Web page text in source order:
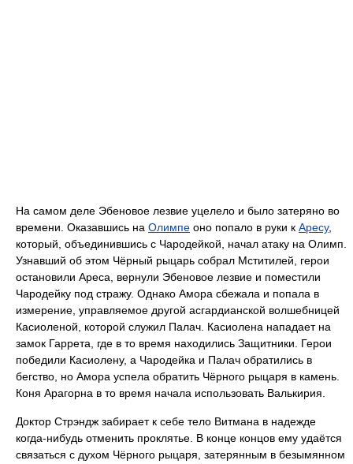
На самом деле Эбеновое лезвие уцелело и было затеряно во
времени. Оказавшись на Олимпе оно попало в руки к Аресу,
который, объединившись с Чародейкой, начал атаку на Олимп.
Узнавший об этом Чёрный рыцарь собрал Мститилей, герои
остановили Ареса, вернули Эбеновое лезвие и поместили
Чародейку под стражу. Однако Амора сбежала и попала в
измерение, управляемое другой асгардианской волшебницей
Касиоленой, которой служил Палач. Касиолена нападает на
замок Гаррета, где в то время находились Защитники. Герои
победили Касиолену, а Чародейка и Палач обратились в
бегство, но Амора успела обратить Чёрного рыцаря в камень.
Коня Арагорна в то время начала использовать Валькирия.
Доктор Стрэндж забирает к себе тело Витмана в надежде
когда-нибудь отменить проклятье. В конце концов ему удаётся
связаться с духом Чёрного рыцаря, затерянным в безымянном